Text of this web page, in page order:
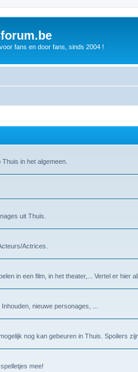
fans en door fans, sinds 2004 !
in het algemeen.
uit Thuis.
Actrices.
in een film, in het theater,... Vertel er hier
nieuwe personages, ...
nog kan gebeuren in Thuis. Spoilers
mee!